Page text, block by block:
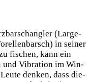
(Lar­ge­
in sei­ner
fischen, kann ein
und Vibra­ti­on im Win­
den­ken, dass die­